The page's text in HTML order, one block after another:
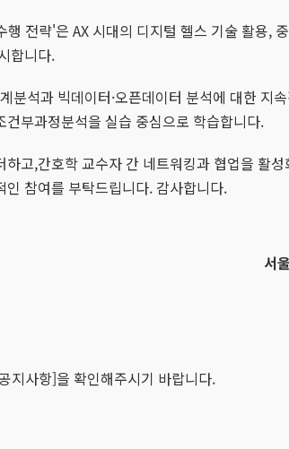
전략'은 AX 시대의 디지털 헬스 기술 활용,
합니다.
석과 빅데이터·오픈데이터 분석에 대한 지
부과정분석을 실습 중심으로 학습합니다.
고,간호학 교수자 간 네트워킹과 협업을 활
참여를 부탁드립니다. 감사합니다.
서
지사항]을 확인해주시기 바랍니다.